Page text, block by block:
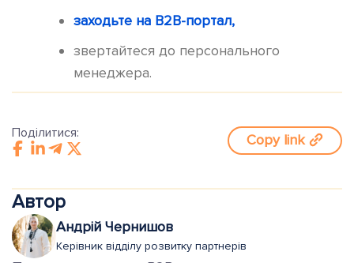
заходьте на B2B-портал,
звертайтеся до персонального
менеджера.
Поділитися: Copy link
Автор
Андрій Чернишов
Керівник відділу розвитку партнерів